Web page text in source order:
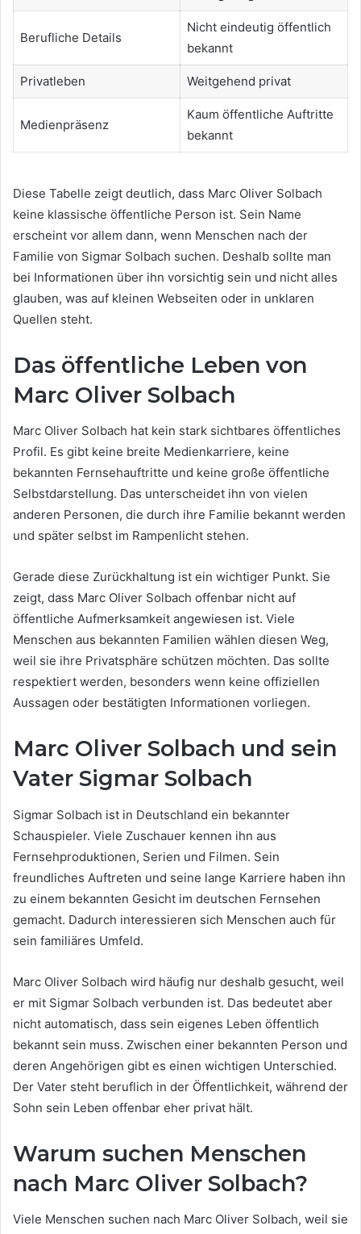
Berufliche Details
Nicht eindeutig öffentlich
bekannt
Privatleben Weitgehend privat
Medienpräsenz
Kaum öffentliche Auftritte
bekannt
Diese Tabelle zeigt deutlich, dass Marc Oliver Solbach
keine klassische öffentliche Person ist. Sein Name
erscheint vor allem dann, wenn Menschen nach der
Familie von Sigmar Solbach suchen. Deshalb sollte man
bei Informationen über ihn vorsichtig sein und nicht alles
glauben, was auf kleinen Webseiten oder in unklaren
Quellen steht.
Das öffentliche Leben von
Marc Oliver Solbach
Marc Oliver Solbach hat kein stark sichtbares öffentliches
Profil. Es gibt keine breite Medienkarriere, keine
bekannten Fernsehauftritte und keine große öffentliche
Selbstdarstellung. Das unterscheidet ihn von vielen
anderen Personen, die durch ihre Familie bekannt werden
und später selbst im Rampenlicht stehen.
Gerade diese Zurückhaltung ist ein wichtiger Punkt. Sie
zeigt, dass Marc Oliver Solbach offenbar nicht auf
öffentliche Aufmerksamkeit angewiesen ist. Viele
Menschen aus bekannten Familien wählen diesen Weg,
weil sie ihre Privatsphäre schützen möchten. Das sollte
respektiert werden, besonders wenn keine offiziellen
Aussagen oder bestätigten Informationen vorliegen.
Marc Oliver Solbach und sein
Vater Sigmar Solbach
Sigmar Solbach ist in Deutschland ein bekannter
Schauspieler. Viele Zuschauer kennen ihn aus
Fernsehproduktionen, Serien und Filmen. Sein
freundliches Auftreten und seine lange Karriere haben ihn
zu einem bekannten Gesicht im deutschen Fernsehen
gemacht. Dadurch interessieren sich Menschen auch für
sein familiäres Umfeld.
Marc Oliver Solbach wird häufig nur deshalb gesucht, weil
er mit Sigmar Solbach verbunden ist. Das bedeutet aber
nicht automatisch, dass sein eigenes Leben öffentlich
bekannt sein muss. Zwischen einer bekannten Person und
deren Angehörigen gibt es einen wichtigen Unterschied.
Der Vater steht beruflich in der Öffentlichkeit, während der
Sohn sein Leben offenbar eher privat hält.
Warum suchen Menschen
nach Marc Oliver Solbach?
Viele Menschen suchen nach Marc Oliver Solbach, weil sie